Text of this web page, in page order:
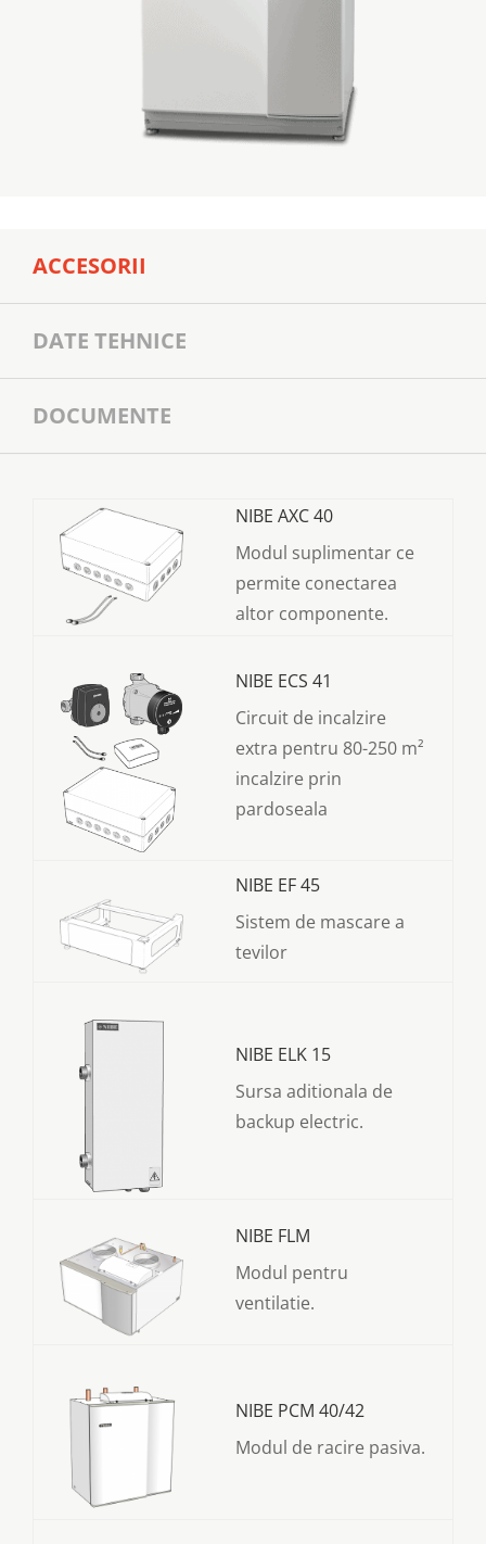
ACCESORII
DATE TEHNICE
DOCUMENTE
NIBE AXC 40
Modul suplimentar ce
permite conectarea
altor componente.
NIBE ECS 41
Circuit de incalzire
extra pentru 80-250 m²
incalzire prin
pardoseala
NIBE EF 45
Sistem de mascare a
tevilor
NIBE ELK 15
Sursa aditionala de
backup electric.
NIBE FLM
Modul pentru
ventilatie.
NIBE PCM 40/42
Modul de racire pasiva.